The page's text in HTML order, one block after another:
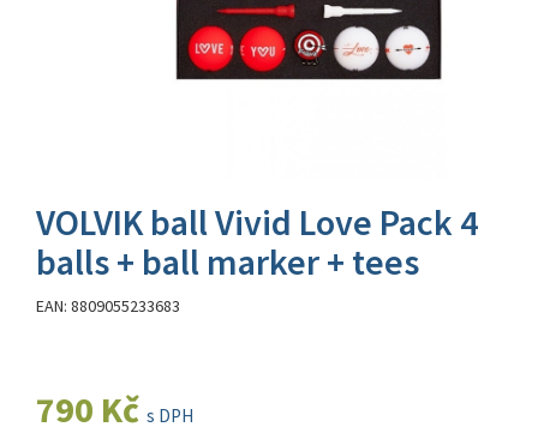
VOLVIK ball Vivid Love Pack 4
balls + ball marker + tees
EAN: 8809055233683
790 Kč s DPH